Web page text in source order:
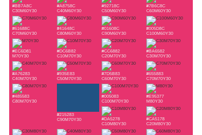
#BB7A8C
C30M60Y30
#A8758C
C40M60Y30
#92718C
C50M60Y30
#7B6C8C
C60M60Y30
#61688C
C70M60Y30
#41648C
C80M60Y30
#01608C
C90M60Y30
#005D8C
C100M60Y30
#EC6D81
M70Y30
#DC6B82
C10M70Y30
#CC6882
C20M70Y30
#BA6582
C30M70Y30
#A76283
C40M70Y30
#935E83
C50M70Y30
#7D5B83
C60M70Y30
#655883
C70M70Y30
#485583
C80M70Y30
#215283
C90M70Y30
#005083
C100M70Y30
#E95377
M80Y30
#DA5278
C10M80Y30
#CA5178
C20M80Y30